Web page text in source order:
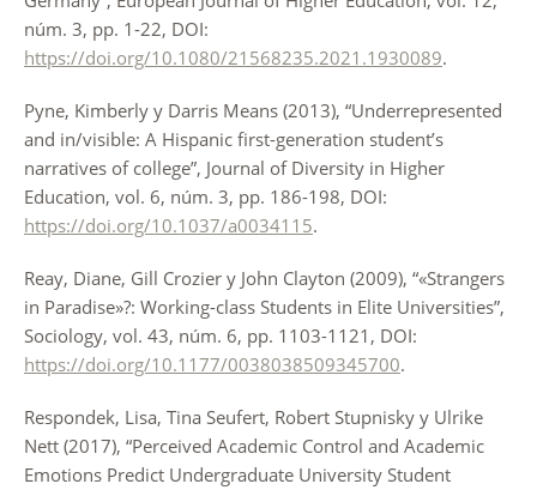
núm. 3, pp. 1-22, DOI:
https://doi.org/10.1080/21568235.2021.1930089.
Pyne, Kimberly y Darris Means (2013), “Underrepresented
and in/visible: A Hispanic first-generation student’s
narratives of college”, Journal of Diversity in Higher
Education, vol. 6, núm. 3, pp. 186-198, DOI:
https://doi.org/10.1037/a0034115.
Reay, Diane, Gill Crozier y John Clayton (2009), “«Strangers
in Paradise»?: Working-class Students in Elite Universities”,
Sociology, vol. 43, núm. 6, pp. 1103-1121, DOI:
https://doi.org/10.1177/0038038509345700.
Respondek, Lisa, Tina Seufert, Robert Stupnisky y Ulrike
Nett (2017), “Perceived Academic Control and Academic
Emotions Predict Undergraduate University Student